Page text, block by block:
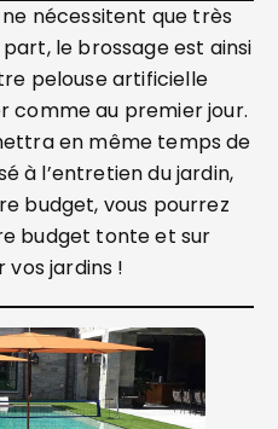
nécessitent que très
le brossage est ainsi
pelouse artificielle
comme au premier jour.
en même temps de
à l’entretien du jardin,
budget, vous pourrez
budget tonte et sur
vos jardins !